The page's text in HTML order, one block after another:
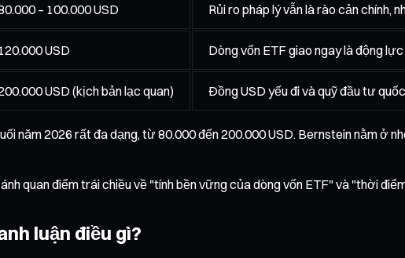
– 100.000 USD Rủi ro pháp lý vẫn là rào cản chính,
USD Dòng vốn ETF giao ngay là động
USD (kịch bản lạc quan) Đồng USD yếu đi và quỹ đầu tư
năm 2026 rất đa dạng, từ 80.000 đến 200.000 USD. Bernstein nằm ở
quan điểm trái chiều về "tính bền vững của dòng vốn ETF" và "thời
luận điều gì?